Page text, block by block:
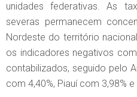
unidades federativas. As
severas permanecem
Nordeste do território
os indicadores negativos
contabilizados, seguido pelo
com 4,40%, Piauí com 3,98%